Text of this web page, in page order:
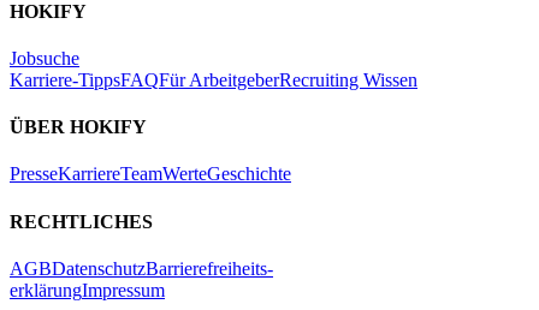
HOKIFY
Jobsuche
Karriere-TippsFAQFür ArbeitgeberRecruiting Wissen
ÜBER HOKIFY
PresseKarriereTeamWerteGeschichte
RECHTLICHES
AGBDatenschutzBarrierefreiheits-
erklärungImpressum